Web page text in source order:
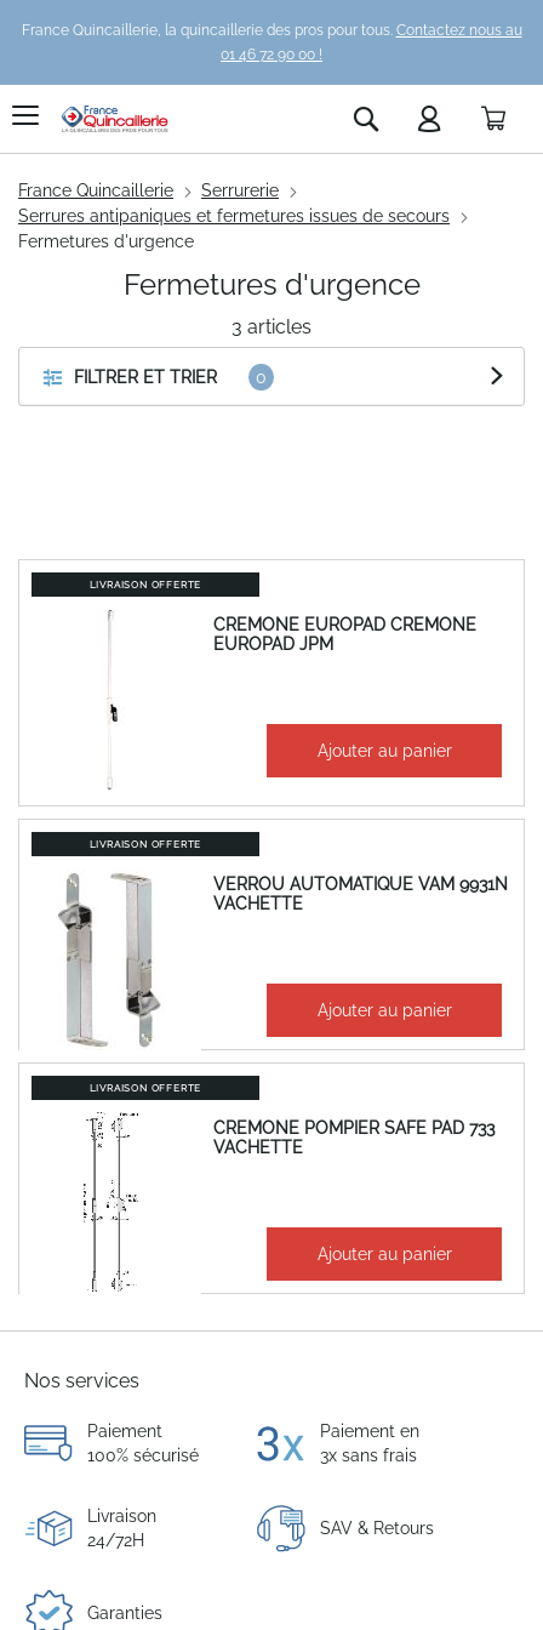
France Quincaillerie, la quincaillerie des pros pour tous. Contactez nous au
01 46 72 90 00 !
Rechercher
France Quincaillerie
Serrurerie
Serrures antipaniques et fermetures issues de secours
Fermetures d'urgence
FILTRER ET TRIER
3 articles
Fermetures d'urgence
LIVRAISON OFFERTE
CREMONE EUROPAD CREMONE
EUROPAD JPM
553,75 €
Ajouter au panier
LIVRAISON OFFERTE
VERROU AUTOMATIQUE VAM 9931N
VACHETTE
Ajouter au panier
LIVRAISON OFFERTE
CREMONE POMPIER SAFE PAD 733
VACHETTE
590,84 €
Ajouter au panier
Nos services
Paiement
100% sécurisé
Paiement en
3x sans frais
Livraison
24/72H
SAV & Retours
Garanties